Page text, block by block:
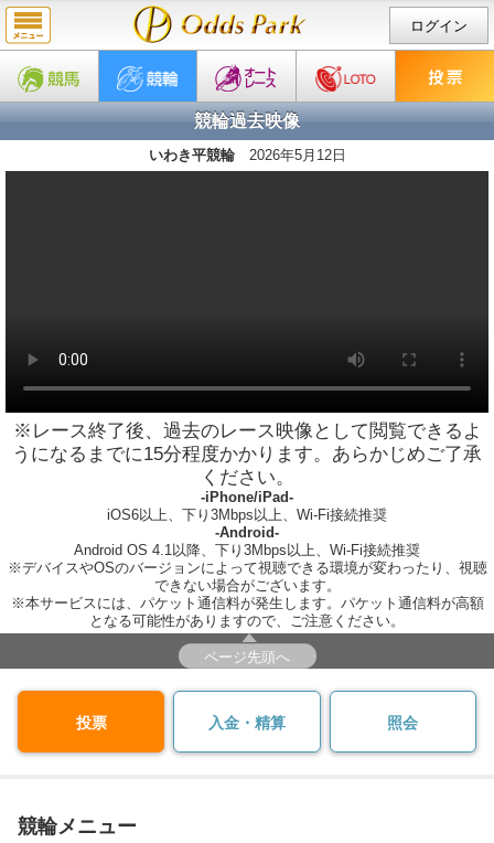
ログイン
競輪過去映像
いわき平競輪 2026年5月12日
※レース終了後、過去のレース映像として閲覧できるよ
うになるまでに15分程度かかります。あらかじめご了承
ください。
-iPhone/iPad-
iOS6以上、下り3Mbps以上、Wi-Fi接続推奨
-Android-
Android OS 4.1以降、下り3Mbps以上、Wi-Fi接続推奨
※デバイスやOSのバージョンによって視聴できる環境が変わったり、視聴
できない場合がございます。
※本サービスには、パケット通信料が発生します。パケット通信料が高額
となる可能性がありますので、ご注意ください。
ページ先頭へ
投票 入金・精算 照会
競輪メニュー